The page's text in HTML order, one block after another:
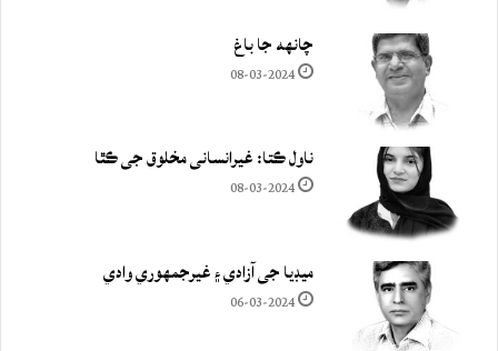
چانهه جا باغ
08-03-2024
ناول ڪتا: غيرانساني مخلوق جي ڪٿا
08-03-2024
ميڊيا جي آزادي ۽ غيرجمھوري وادي
06-03-2024